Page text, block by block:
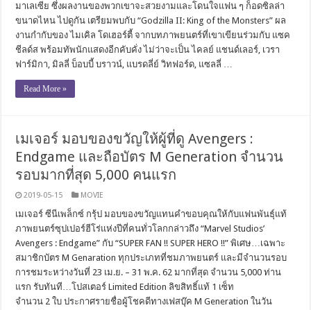
มาเลเซีย ซึ่งผลงานของพวกเขาจะสวยงามและโดนใจแฟน ๆ ก็อดซิลล่า
ขนาดไหน ไปดูกัน เตรียมพบกับ “Godzilla II: King of the Monsters” ผล
งานกำกับของ ไมเคิล โดเฮอร์ตี้ จากบทภาพยนตร์ที่เขาเขียนร่วมกับ แซค
ชีลด์ส พร้อมทัพนักแสดงอีกคับคั่ง ไม่ว่าจะเป็น ไคลย์ แชนด์เลอร์, เวรา
ฟาร์มิกา, มิลลี่ บ็อบบี้ บราวน์, แบรดลี่ย์ วิทฟอร์ด, แซลลี่ …
Read More »
เมเจอร์ มอบของขวัญให้ผู้ที่ดู Avengers :
Endgame และถือบัตร M Generation จำนวน
รอบมากที่สุด 5,000 คนแรก
2019-05-15 MOVIE
เมเจอร์ ซีนีเพล็กซ์ กรุ้ป มอบของขวัญแทนคำขอบคุณให้กับแฟนพันธุ์แท้
ภาพยนตร์ซุปเปอร์ฮีโร่แห่งปีที่คนทั่วโลกกล่าวถึง “Marvel Studios’
Avengers : Endgame” กับ “SUPER FAN !! SUPER HERO !!” พิเศษ…เฉพาะ
สมาชิกบัตร M Genaration ทุกประเภทที่ชมภาพยนตร์ และมีจำนวนรอบ
การชมระหว่างวันที่ 23 เม.ย. – 31 พ.ค. 62 มากที่สุด จำนวน 5,000 ท่าน
แรก รับทันที…โปสเตอร์ Limited Edition ลิขสิทธิ์แท้ 1 เซ็ท
จำนวน 2 ใบ ประกาศรายชื่อผู้โชคดีทางเฟสบุ๊ค M Generation ในวัน